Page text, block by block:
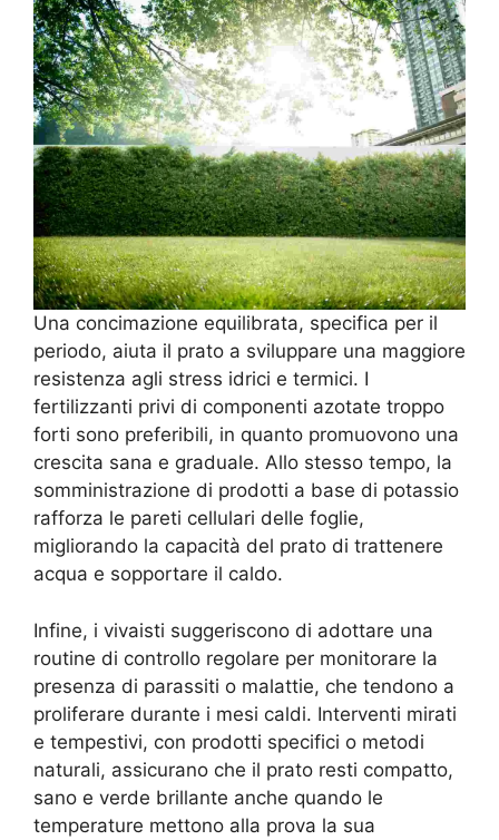
Una concimazione equilibrata, specifica per il
periodo, aiuta il prato a sviluppare una maggiore
resistenza agli stress idrici e termici. I
fertilizzanti privi di componenti azotate troppo
forti sono preferibili, in quanto promuovono una
crescita sana e graduale. Allo stesso tempo, la
somministrazione di prodotti a base di potassio
rafforza le pareti cellulari delle foglie,
migliorando la capacità del prato di trattenere
acqua e sopportare il caldo.
Infine, i vivaisti suggeriscono di adottare una
routine di controllo regolare per monitorare la
presenza di parassiti o malattie, che tendono a
proliferare durante i mesi caldi. Interventi mirati
e tempestivi, con prodotti specifici o metodi
naturali, assicurano che il prato resti compatto,
sano e verde brillante anche quando le
temperature mettono alla prova la sua